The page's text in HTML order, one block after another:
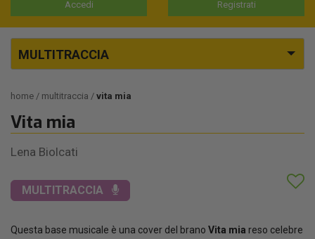
Accedi Registrati
MULTITRACCIA
home multitraccia vita mia
Vita mia
Lena Biolcati
MULTITRACCIA
Questa base musicale è una cover del brano Vita mia reso celebre